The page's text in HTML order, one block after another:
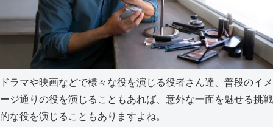
ドラマや映画などで様々な役を演じる役者さん達、普段のイメ
ージ通りの役を演じることもあれば、意外な一面を魅せる挑戦
的な役を演じることもありますよね。